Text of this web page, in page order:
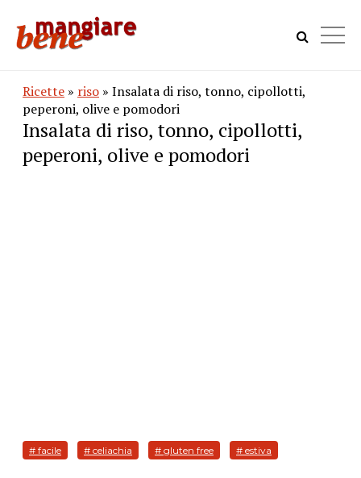
Ricette » riso » Insalata di riso, tonno, cipollotti,
peperoni, olive e pomodori
Insalata di riso, tonno, cipollotti,
peperoni, olive e pomodori
# facile # celiachia # gluten free # estiva